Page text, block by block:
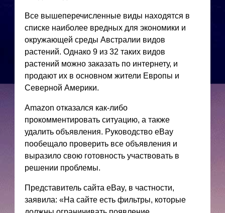
Все вышеперечисленные виды находятся в
списке наиболее вредных для экономики и
окружающей среды Австралии видов
растений. Однако 9 из 32 таких видов
растений можно заказать по интернету, и
продают их в основном жители Европы и
Северной Америки.
Amazon отказался как-либо
прокомментировать ситуацию, а также
удалить объявления. Руководство eBay
пообещало проверить все объявления и
выразило свою готовность участвовать в
решении проблемы.
Представитель сайта eBay, в частности,
заявила: «На сайте есть фильтры, которые